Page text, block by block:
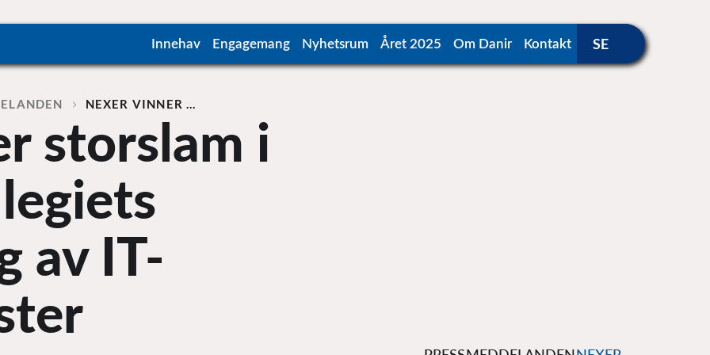
Innehav Engagemang Nyhetsrum Året 2025 Om Danir Kontakt
NEXER VINNER …
storslam i
av IT-